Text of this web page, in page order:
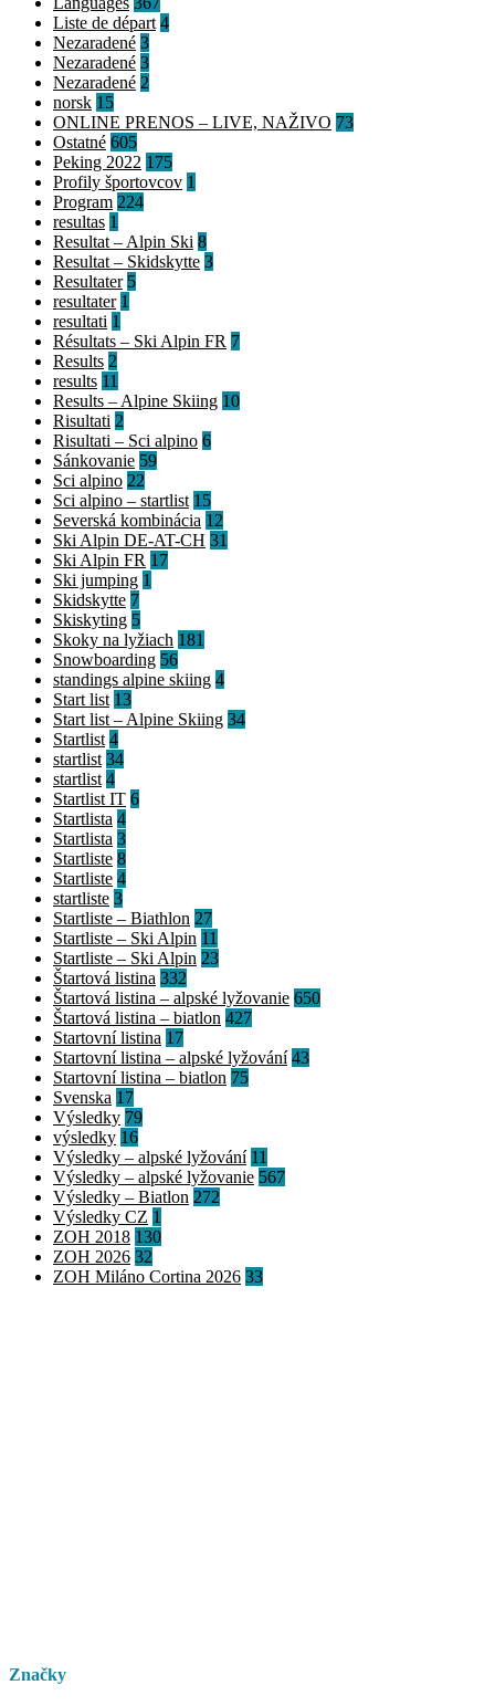
Liste de départ 4
Nezaradené 3
Nezaradené 3
Nezaradené 2
norsk 15
ONLINE PRENOS – LIVE, NAŽIVO 73
Ostatné 605
Peking 2022 175
Profily športovcov 1
Program 224
resultas 1
Resultat – Alpin Ski 8
Resultat – Skidskytte 3
Resultater 5
resultater 1
resultati 1
Résultats – Ski Alpin FR 7
Results 2
results 11
Results – Alpine Skiing 10
Risultati 2
Risultati – Sci alpino 6
Sánkovanie 59
Sci alpino 22
Sci alpino – startlist 15
Severská kombinácia 12
Ski Alpin DE-AT-CH 31
Ski Alpin FR 17
Ski jumping 1
Skidskytte 7
Skiskyting 5
Skoky na lyžiach 181
Snowboarding 56
standings alpine skiing 4
Start list 13
Start list – Alpine Skiing 34
Startlist 4
startlist 34
startlist 4
Startlist IT 6
Startlista 4
Startlista 3
Startliste 8
Startliste 4
startliste 3
Startliste – Biathlon 27
Startliste – Ski Alpin 11
Startliste – Ski Alpin 23
Štartová listina 332
Štartová listina – alpské lyžovanie 650
Štartová listina – biatlon 427
Startovní listina 17
Startovní listina – alpské lyžování 43
Startovní listina – biatlon 75
Svenska 17
Výsledky 79
výsledky 16
Výsledky – alpské lyžování 11
Výsledky – alpské lyžovanie 567
Výsledky – Biatlon 272
Výsledky CZ 1
ZOH 2018 130
ZOH 2026 32
ZOH Miláno Cortina 2026 33
Značky